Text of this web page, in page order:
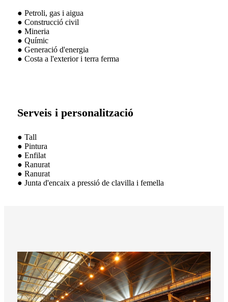
● Petroli, gas i aigua
● Construcció civil
● Mineria
● Químic
● Generació d'energia
● Costa a l'exterior i terra ferma
Serveis i personalització
● Tall
● Pintura
● Enfilat
● Ranurat
● Ranurat
● Junta d'encaix a pressió de clavilla i femella